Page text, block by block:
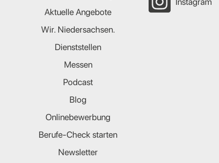
Aktuelle Angebote
Wir. Niedersachsen.
Dienststellen
Messen
Podcast
Blog
Onlinebewerbung
Berufe-Check starten
Newsletter